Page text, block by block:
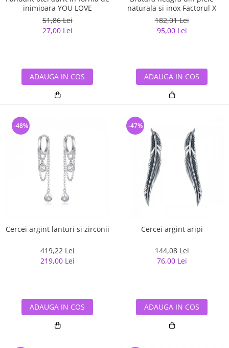
inimioara YOU LOVE
51,86 Lei
27,00 Lei
ADAUGA IN COS
naturala si inox Factorul X
182,01 Lei
95,00 Lei
ADAUGA IN COS
Cercei argint lanturi si zirconii
419,22 Lei
219,00 Lei
-48%
ADAUGA IN COS
Cercei argint aripi
144,08 Lei
76,00 Lei
-47%
ADAUGA IN COS